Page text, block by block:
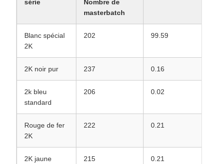
série
Nombre de
masterbatch
Blanc spécial
2K
202 99.59
2K noir pur 237 0.16
2k bleu
standard
206 0.02
Rouge de fer
2K
222 0.21
2K jaune
215 0.21